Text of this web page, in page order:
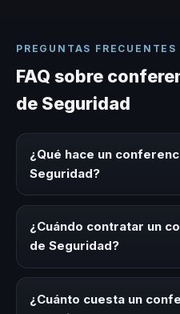
PREGUNTAS FRECUENTES
FAQ sobre
de Seguridad
¿Qué hace un
Seguridad?
que comparte
sobre este tema en
y seminarios. Su objetivo
y herramientas aplicables
¿Cuándo contratar un
de Seguridad?
Seguridad para kick-offs,
programas de desarrollo,
¿Cuánto cuesta un